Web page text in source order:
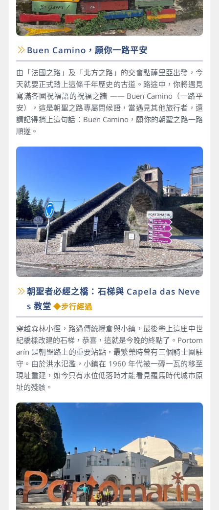
Buen Camino，願你一路平安
由「法國之路」及「北方之路」的交會點薩里亞出發，今
天就要正式踏上這條千年歷史的古道。路途中，你將遇見
寫滿各國祝福語的祝福之牆 —— Buen Camino（一路平
安），這是朝聖之路專屬問候語，當遇見其他旅行者，還
請記得捎上這句話：Buen Camino，願你的朝聖之路一路
順遂。
朝聖者必經之橋：石梯與 Capela das Neve
s 教堂 ◆步行經過
穿越森林小徑，路過傳統糧倉與小鎮，最後攀上這座中世
紀橋樑改建的石梯，恭喜，這就是今晚的終點了。Portom
arín 是朝聖路上的重要站點，最繁榮時曾有三個騎士團駐
守。由於洪水氾濫，小鎮在 1960 年代被一磚一瓦的移至
現址重建，如今只有水位低落時才能看見羅馬時代城市原
址的殘骸。